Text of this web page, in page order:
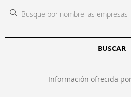
BUSCAR
Información ofrecida